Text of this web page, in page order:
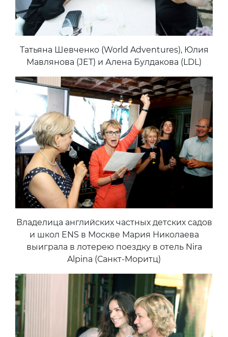
Татьяна Шевченко (World Adventures), Юлия
Мавлянова (JET) и Алена Булдакова (LDL)
Владелица английских частных детских садов
и школ ENS в Москве Мария Николаева
выиграла в лотерею поездку в отель Nira
Alpina (Санкт-Моритц)